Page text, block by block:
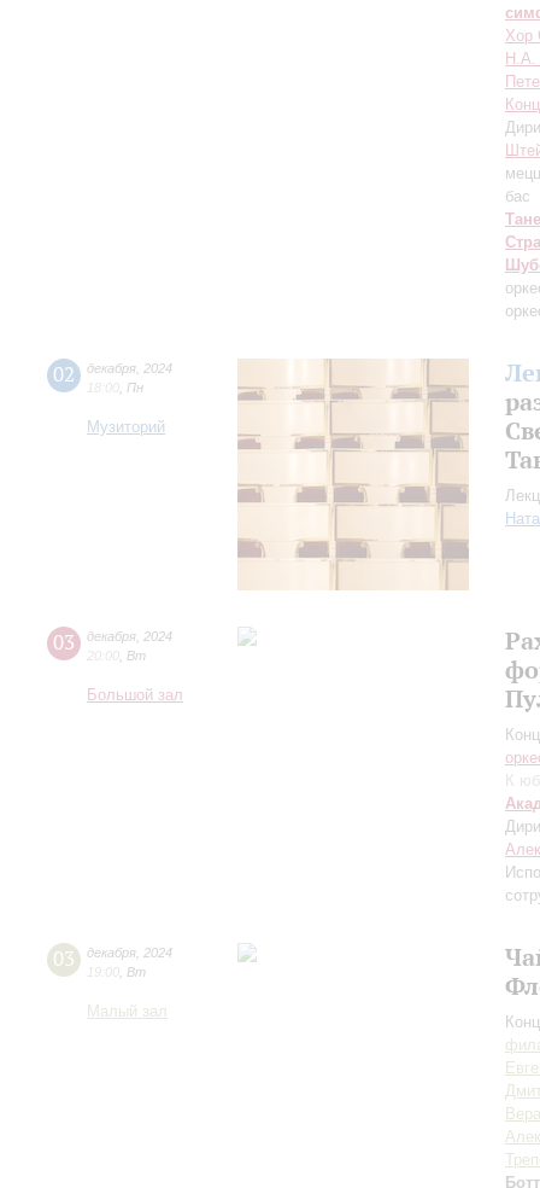
Хор
Н.А.
бас
02 декабря 2024
18:00 Пн
Музиторий
03 декабря 2024
20:00 Вт
Большой зал
К
03 декабря 2024
19:00 Вт
Малый зал